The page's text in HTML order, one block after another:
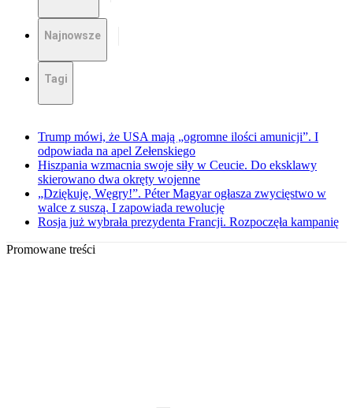
Najnowsze
Tagi
Trump mówi, że USA mają „ogromne ilości amunicji”. I
odpowiada na apel Zełenskiego
Hiszpania wzmacnia swoje siły w Ceucie. Do eksklawy
skierowano dwa okręty wojenne
„Dziękuję, Węgry!”. Péter Magyar ogłasza zwycięstwo w
walce z suszą. I zapowiada rewolucję
Rosja już wybrała prezydenta Francji. Rozpoczęła kampanię
Promowane treści